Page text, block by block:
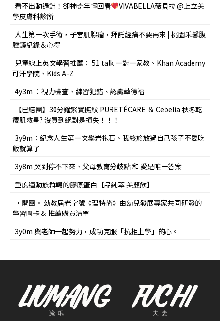
看不出動過針！卻神奇年輕回春
VIVABELLA薇貝拉 @上立美
學皮膚科診所
人生第一次手術，子宮肌腺瘤，拜託經痛不要再來 | 桃園禾馨腹
腔鏡紀錄＆心得
兒童線上英文學習推薦： 51 talk 一對一家教、Khan Academy
可汗學院、Kids A-Z
4y3m ：視力檢查、練習犯錯、認識華德福
【已結團】30分鐘緊實撫紋 PURETÉCARE ＆ Cebelia 秋冬乾
癢肌救星? 沒買到絕對是損失！！！
3y9m：紀念人生第一次攀岩抱石、我終於放過自己孩子不愛吃
飯就算了
3y8m 哭到停不下來、父母教育分歧點 和 愛是唯一答案
重度運動族群喝的膠原蛋白【品純萃 美顏飲】
•開團• 幼教屆老字號《理特尚》由幼兒發展專家共同研發的
學習圖卡＆ 推薦購買清單
3y0m 與老師一起努力，成功克服「抗拒上學」的心。